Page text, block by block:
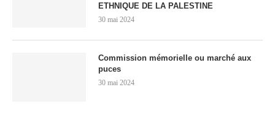
ETHNIQUE DE LA PALESTINE
30 mai 2024
Commission mémorielle ou marché aux
puces
30 mai 2024